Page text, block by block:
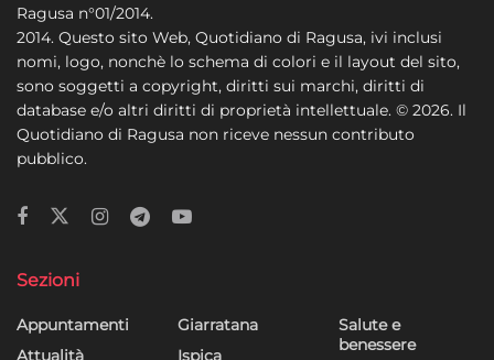
Ragusa n°01/2014.
2014. Questo sito Web, Quotidiano di Ragusa, ivi inclusi
nomi, logo, nonchè lo schema di colori e il layout del sito,
sono soggetti a copyright, diritti sui marchi, diritti di
database e/o altri diritti di proprietà intellettuale. © 2026. Il
Quotidiano di Ragusa non riceve nessun contributo
pubblico.
Sezioni
Appuntamenti
Attualità
Giarratana
Ispica
Salute e
benessere